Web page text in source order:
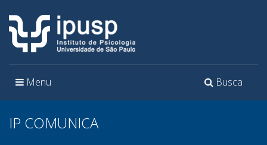
Toggle
Busca
Toggle
Menu
IP COMUNICA